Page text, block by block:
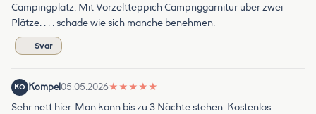
Campingplatz. Mit Vorzeltteppich Campnggarnitur über zwei
Plätze. . . . schade wie sich manche benehmen.
Svar
KO Kompel05.05.2026★ ★ ★ ★ ★
Sehr nett hier. Man kann bis zu 3 Nächte stehen. Kostenlos.